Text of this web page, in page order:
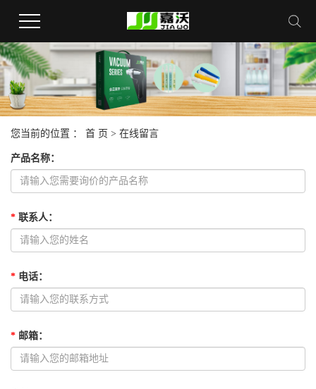
您当前的位置 ： 首 页 > 在线留言
产品名称：
* 联系人：
* 电话：
* 邮箱：